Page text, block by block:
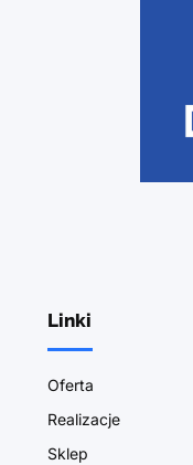
Linki
Oferta
Realizacje
Sklep